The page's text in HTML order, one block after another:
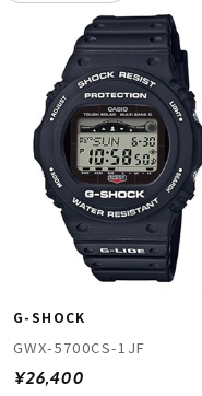
G-SHOCK
GWX-5700CS-1JF
¥26,400